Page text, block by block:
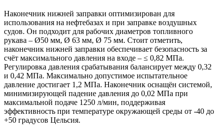
Наконечник нижней заправки оптимизирован для
использования на нефтебазах и при заправке воздушных
судов. Он подходит для рабочих диаметров топливного
рукава – Ø50 мм, Ø 63 мм, Ø 75 мм. Стоит отметить,
наконечник нижней заправки обеспечивает безопасность за
счёт максимального давления на входе – ≤ 0,82 МПа.
Регулировка давления срабатывания балансирует между 0,32
и 0,42 МПа. Максимально допустимое испытательное
давление достигает 1,2 МПа. Наконечник оснащён системой,
минимизирующей падение давления до 0,02 МПа при
максимальной подаче 1250 л/мин, поддерживая
эффективность при температуре окружающей среды от -40 до
+50 градусов Цельсия.